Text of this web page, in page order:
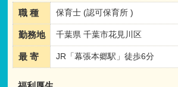
職 種 保育士 (認可保育所 )
勤務地 千葉県 千葉市花見川区
最 寄 JR「幕張本郷駅」徒歩6分